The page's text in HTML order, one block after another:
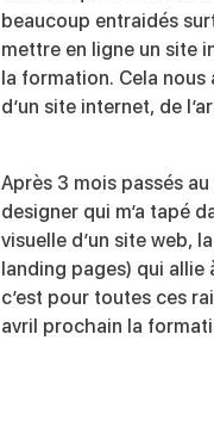
beaucoup entraidés
mettre en ligne un site
la formation. Cela
d’un site internet, de
Après 3 mois passés
designer qui m’a tapé
visuelle d’un site web,
landing pages) qui
c’est pour toutes ces
avril prochain la